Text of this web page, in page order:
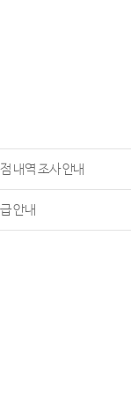
내역 조사 안내
안내